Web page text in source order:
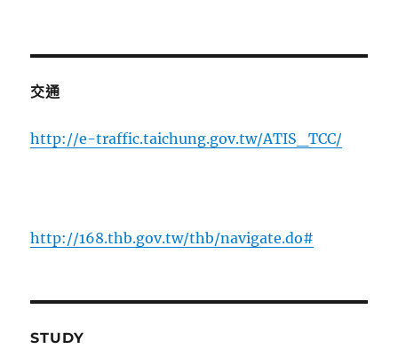
交通
http://e-traffic.taichung.gov.tw/ATIS_TCC/
http://168.thb.gov.tw/thb/navigate.do#
STUDY